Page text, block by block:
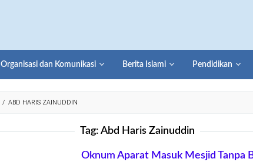
Organisasi dan Komunikasi Berita Islami Pendidikan
/ ABD HARIS ZAINUDDIN
Tag: Abd Haris Zainuddin
Oknum Aparat Masuk Mesjid Tanpa